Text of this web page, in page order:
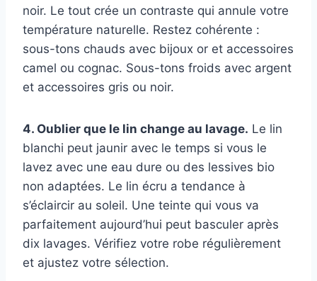
noir. Le tout crée un contraste qui annule votre
température naturelle. Restez cohérente :
sous-tons chauds avec bijoux or et accessoires
camel ou cognac. Sous-tons froids avec argent
et accessoires gris ou noir.
4. Oublier que le lin change au lavage. Le lin
blanchi peut jaunir avec le temps si vous le
lavez avec une eau dure ou des lessives bio
non adaptées. Le lin écru a tendance à
s’éclaircir au soleil. Une teinte qui vous va
parfaitement aujourd’hui peut basculer après
dix lavages. Vérifiez votre robe régulièrement
et ajustez votre sélection.